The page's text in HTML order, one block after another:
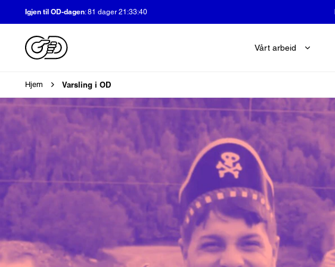
Igjen til OD-dagen:81 dager 21:33:39
Vårt arbeid
Hjem Varsling i OD